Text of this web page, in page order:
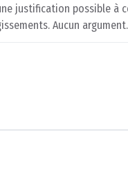
justification possible à
Aucun argument.